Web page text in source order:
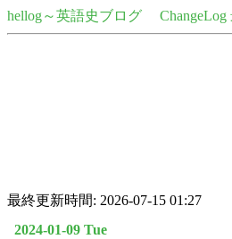
hellog～英語史ブログ ChangeLog
最終更新時間: 2026-07-15 01:27
2024-01-09 Tue